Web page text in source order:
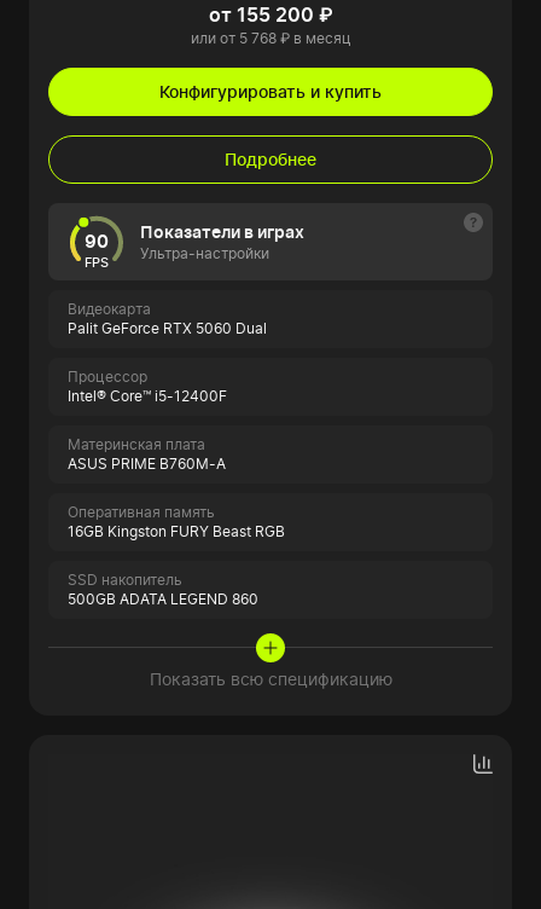
от 155 200 ₽
или от 5 768 ₽ в месяц
Конфигурировать и купить
Подробнее
90
FPS
Показатели в играх
Ультра-настройки
Видеокарта
Palit GeForce RTX 5060 Dual
Процессор
Intel® Core™ i5-12400F
Материнская плата
ASUS PRIME B760M-A
Оперативная память
16GB Kingston FURY Beast RGB
SSD накопитель
500GB ADATA LEGEND 860
Показать всю спецификацию